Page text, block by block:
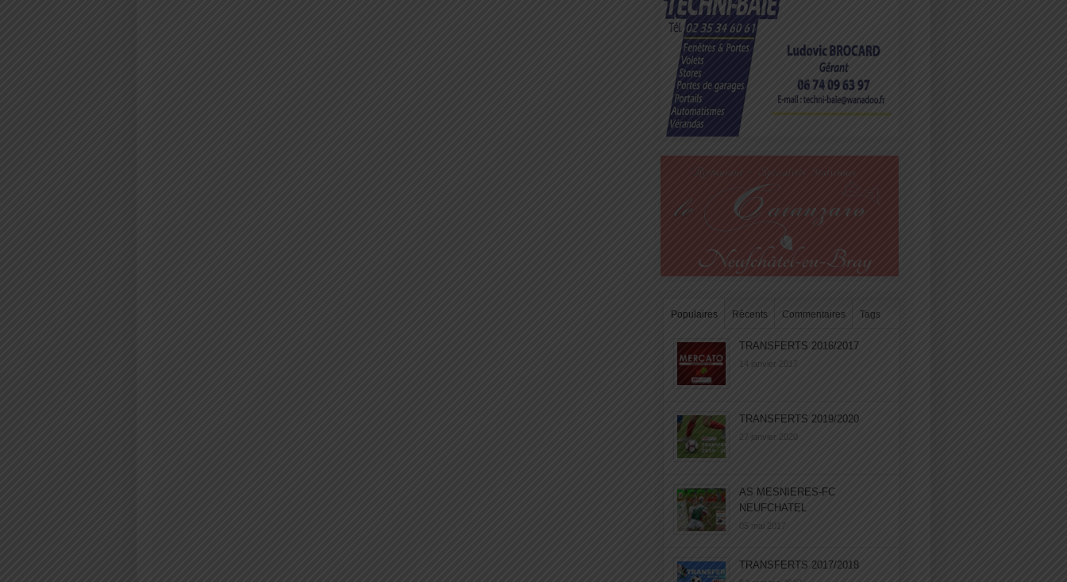
Populaires Récents Commentaires Tags
TRANSFERTS 2016/2017
14 janvier 2017
TRANSFERTS 2019/2020
27 janvier 2020
AS MESNIERES-FC
NEUFCHATEL
05 mai 2017
TRANSFERTS 2017/2018